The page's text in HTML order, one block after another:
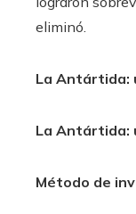
eliminó.
La Antártida:
La Antártida:
Método de